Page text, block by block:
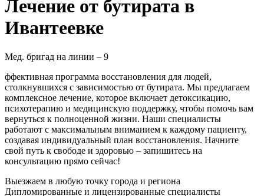
Лечение от бутирата в
Ивантеевке
Мед. бригад на линии – 9
ффективная программа восстановления для людей,
столкнувшихся с зависимостью от бутирата. Мы предлагаем
комплексное лечение, которое включает детоксикацию,
психотерапию и медицинскую поддержку, чтобы помочь вам
вернуться к полноценной жизни. Наши специалисты
работают с максимальным вниманием к каждому пациенту,
создавая индивидуальный план восстановления. Начните
свой путь к свободе и здоровью – запишитесь на
консультацию прямо сейчас!
Выезжаем в любую точку города и региона
Дипломированные и лицензированные специалисты